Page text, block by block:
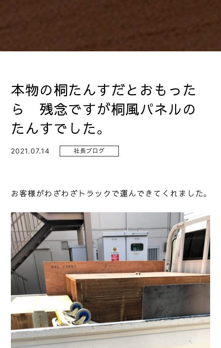
本物の桐たんすだとおもった
ら 残念ですが桐風パネルの
たんすでした。
2021.07.14 社長ブログ
お客様がわざわざトラックで運んできてくれました。